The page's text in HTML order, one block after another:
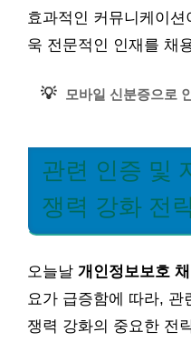
효과적인 커뮤니케이
욱 전문적인 인재를 채
💡 모바일 신분증으로
관련 인증 및
쟁력 강화 전
오늘날 개인정보보호
요가 급증함에 따라, 관
쟁력 강화의 중요한 전